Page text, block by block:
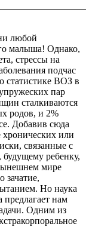
любой
малыша! Однако,
стрессы на
подчас
статистике ВОЗ в
пар
сталкиваются
родов, и 2%
Добавив сюда
или
связанные с
ребенку,
мире
зачатие,
Но наука
предлагает нам
Одним из